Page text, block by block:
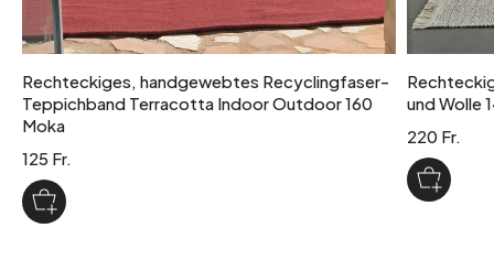
Rechteckiges, handgewebtes Recyclingfaser-
Teppichband Terracotta Indoor Outdoor 160
Moka
125 Fr.
und Wolle
220 Fr.